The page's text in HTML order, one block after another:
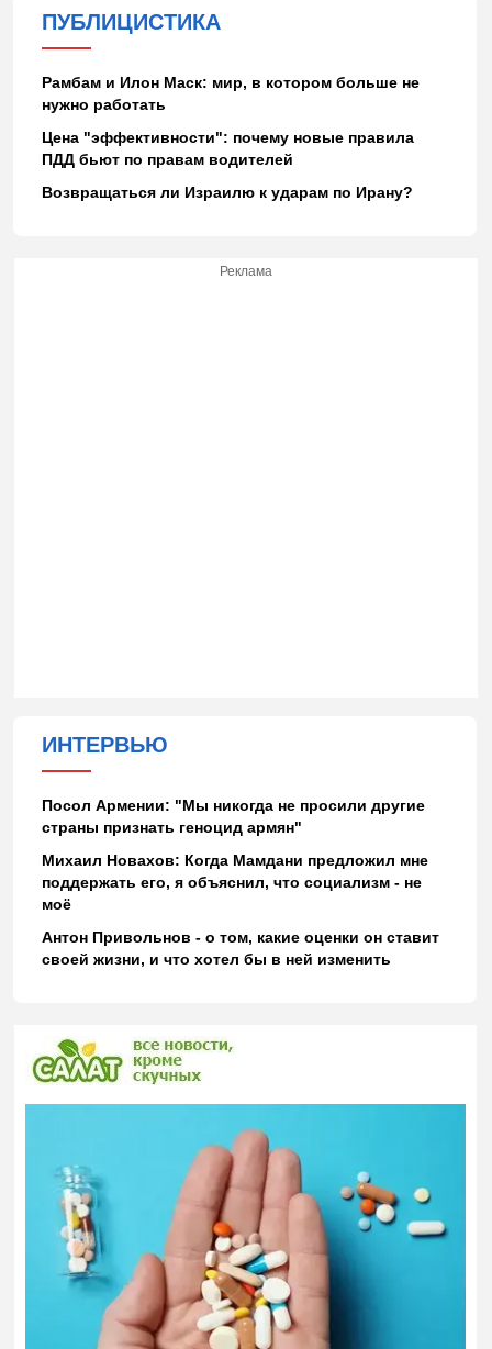
ПУБЛИЦИСТИКА
Рамбам и Илон Маск: мир, в котором больше не
нужно работать
Цена "эффективности": почему новые правила
ПДД бьют по правам водителей
Возвращаться ли Израилю к ударам по Ирану?
Реклама
ИНТЕРВЬЮ
Посол Армении: "Мы никогда не просили другие
страны признать геноцид армян"
Михаил Новахов: Когда Мамдани предложил мне
поддержать его, я объяснил, что социализм - не
моё
Антон Привольнов - о том, какие оценки он ставит
своей жизни, и что хотел бы в ней изменить